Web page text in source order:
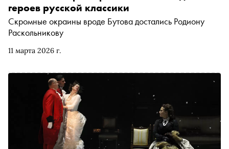
11 марта 2026 г.
героев русской классики
Скромные окраины вроде Бутова достались Родиону
Раскольникову